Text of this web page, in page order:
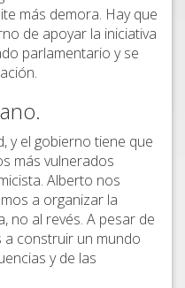
más demora. Hay que
de apoyar la iniciativa
parlamentario y se
y el gobierno tiene que
más vulnerados
Alberto nos
a organizar la
no al revés. A pesar de
a construir un mundo
y de las